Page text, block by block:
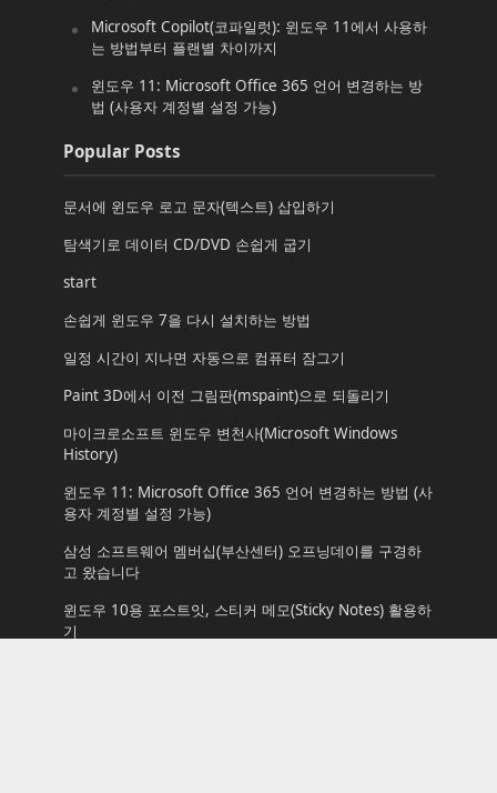
Microsoft Copilot(코파일럿): 윈도우 11에서 사용하
는 방법부터 플랜별 차이까지
윈도우 11: Microsoft Office 365 언어 변경하는 방
법 (사용자 계정별 설정 가능)
Popular Posts
문서에 윈도우 로고 문자(텍스트) 삽입하기
탐색기로 데이터 CD/DVD 손쉽게 굽기
start
손쉽게 윈도우 7을 다시 설치하는 방법
일정 시간이 지나면 자동으로 컴퓨터 잠그기
Paint 3D에서 이전 그림판(mspaint)으로 되돌리기
마이크로소프트 윈도우 변천사(Microsoft Windows
History)
윈도우 11: Microsoft Office 365 언어 변경하는 방법 (사
용자 계정별 설정 가능)
삼성 소프트웨어 멤버십(부산센터) 오프닝데이를 구경하
고 왔습니다
윈도우 10용 포스트잇, 스티커 메모(Sticky Notes) 활용하
기